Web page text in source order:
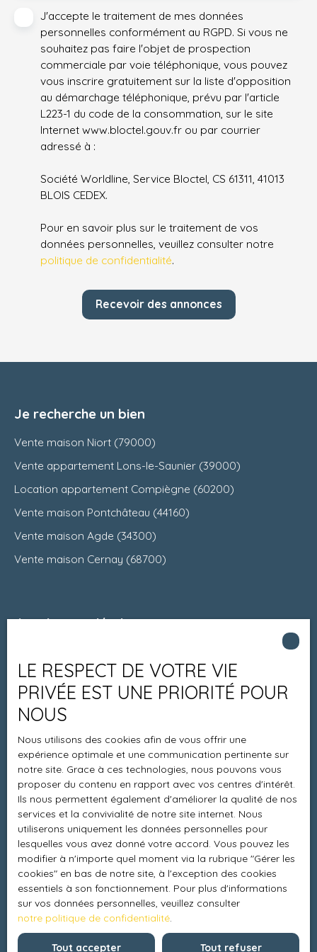
J'accepte le traitement de mes données
personnelles conformément au RGPD. Si vous ne
souhaitez pas faire l'objet de prospection
commerciale par voie téléphonique, vous pouvez
vous inscrire gratuitement sur la liste d'opposition
au démarchage téléphonique, prévu par l'article
L223-1 du code de la consommation, sur le site
Internet www.bloctel.gouv.fr ou par courrier
adressé à :
Société Worldline, Service Bloctel, CS 61311, 41013
BLOIS CEDEX.
Pour en savoir plus sur le traitement de vos
données personnelles, veuillez consulter notre
politique de confidentialité.
Recevoir des annonces
Je recherche un bien
Vente maison Niort (79000)
Vente appartement Lons-le-Saunier (39000)
Location appartement Compiègne (60200)
Vente maison Pontchâteau (44160)
Vente maison Agde (34300)
Vente maison Cernay (68700)
Je suis propriétaire
Espace vendeur
Vendre avec nous
Charte 21
Contact
Informations
Recrutement
Honoraires
Mentions légales
Politique de confidentialité
Plan du site
LE RESPECT DE VOTRE VIE
PRIVÉE EST UNE PRIORITÉ POUR
NOUS
Nous utilisons des cookies afin de vous offrir une
expérience optimale et une communication pertinente sur
notre site. Grace à ces technologies, nous pouvons vous
proposer du contenu en rapport avec vos centres d'intérêt.
Ils nous permettent également d'améliorer la qualité de nos
services et la convivialité de notre site internet. Nous
utiliserons uniquement les données personnelles pour
lesquelles vous avez donné votre accord. Vous pouvez les
modifier à n'importe quel moment via la rubrique ″Gérer les
cookies″ en bas de notre site, à l'exception des cookies
essentiels à son fonctionnement. Pour plus d'informations
sur vos données personnelles, veuillez consulter
notre politique de confidentialité.
Tout accepter Tout refuser